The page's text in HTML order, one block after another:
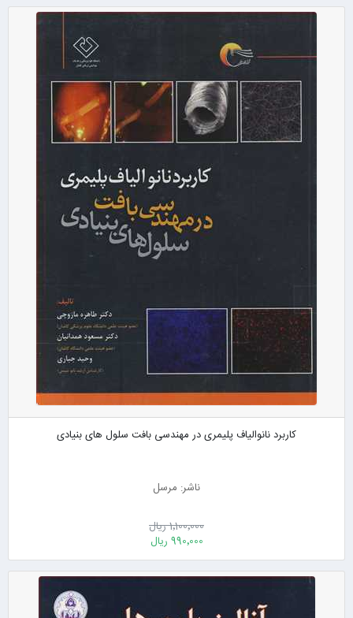
کاربرد نانوالیاف پلیمری در مهندسی بافت سلول های بنیادی
ناشر: مرسل
1٬100٬000 ریال
990٬000 ریال